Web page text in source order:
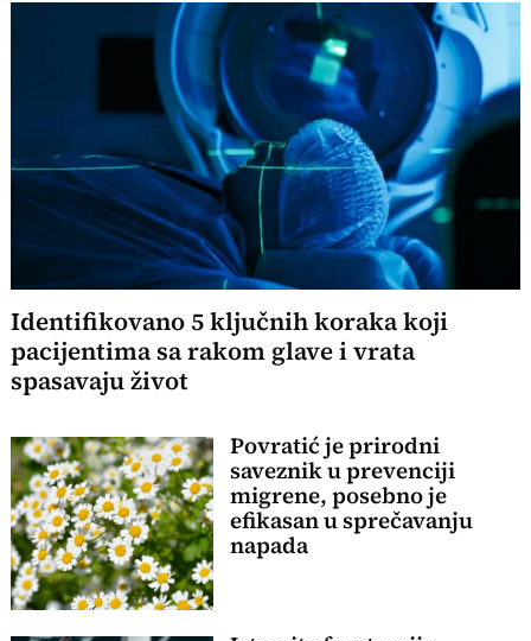
Identifikovano 5 ključnih koraka koji
pacijentima sa rakom glave i vrata
spasavaju život
Povratić je prirodni
saveznik u prevenciji
migrene, posebno je
efikasan u sprečavanju
napada